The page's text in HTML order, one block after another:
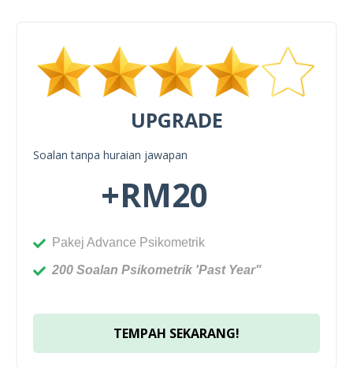
UPGRADE
Soalan tanpa huraian jawapan
+RM20
Pakej Advance Psikometrik
200 Soalan Psikometrik 'Past Year"
TEMPAH SEKARANG!